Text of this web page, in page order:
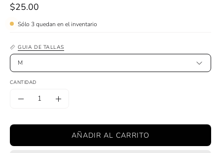
$25.00
Sólo 3quedan en el inventario
GUIA DE TALLAS
M
CANTIDAD
Cantidad
Aumentar
cantidad
AÑADIR AL CARRITO